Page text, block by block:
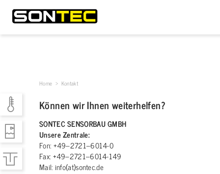
Home > Kontakt
Können wir Ihnen weiterhelfen?
SONTEC SENSORBAU GMBH
Unsere Zentrale:
Fon: +49–2721–6014-0
Fax: +49–2721–6014-149
Mail: info(at)sontec.de